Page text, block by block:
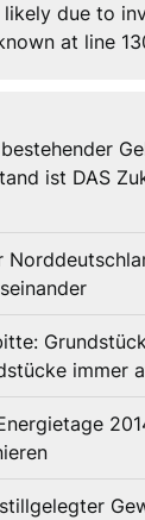
likely due to
at line
ist DAS
immer